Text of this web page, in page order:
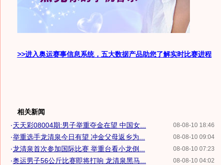
>>进入奥运赛事信息系统，五大数据产品助您了解实时比赛进程
相关新闻
08-08-10 18:46
·天天彩08004期:男子举重夺金在望 中国女...
08-08-10 09:04
·举重选手龙清泉今日有望 冲金父母返乡为...
08-08-10 07:23
·龙清泉首次参加国际比赛 举重台看小龙倒...
08-08-10 04:02
·奥运男子56公斤比赛即将打响 龙清泉黑马...